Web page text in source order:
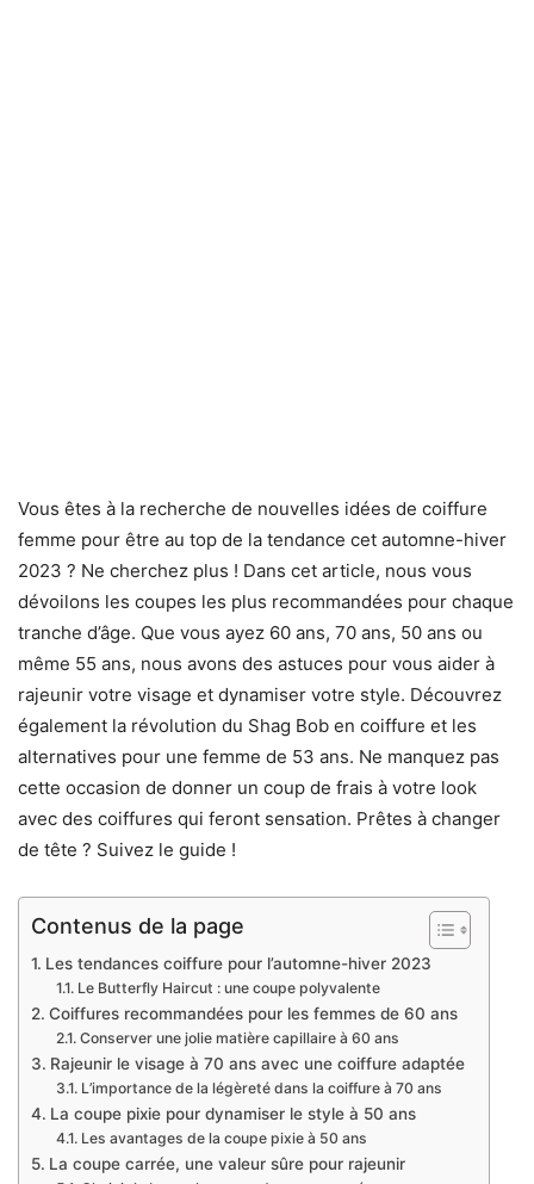
Vous êtes à la recherche de nouvelles idées de coiffure
femme pour être au top de la tendance cet automne-hiver
2023 ? Ne cherchez plus ! Dans cet article, nous vous
dévoilons les coupes les plus recommandées pour chaque
tranche d’âge. Que vous ayez 60 ans, 70 ans, 50 ans ou
même 55 ans, nous avons des astuces pour vous aider à
rajeunir votre visage et dynamiser votre style. Découvrez
également la révolution du Shag Bob en coiffure et les
alternatives pour une femme de 53 ans. Ne manquez pas
cette occasion de donner un coup de frais à votre look
avec des coiffures qui feront sensation. Prêtes à changer
de tête ? Suivez le guide !
Contenus de la page
Les tendances coiffure pour l’automne-hiver 2023
Le Butterfly Haircut : une coupe polyvalente
Coiffures recommandées pour les femmes de 60 ans
Conserver une jolie matière capillaire à 60 ans
Rajeunir le visage à 70 ans avec une coiffure adaptée
L’importance de la légèreté dans la coiffure à 70 ans
La coupe pixie pour dynamiser le style à 50 ans
Les avantages de la coupe pixie à 50 ans
La coupe carrée, une valeur sûre pour rajeunir